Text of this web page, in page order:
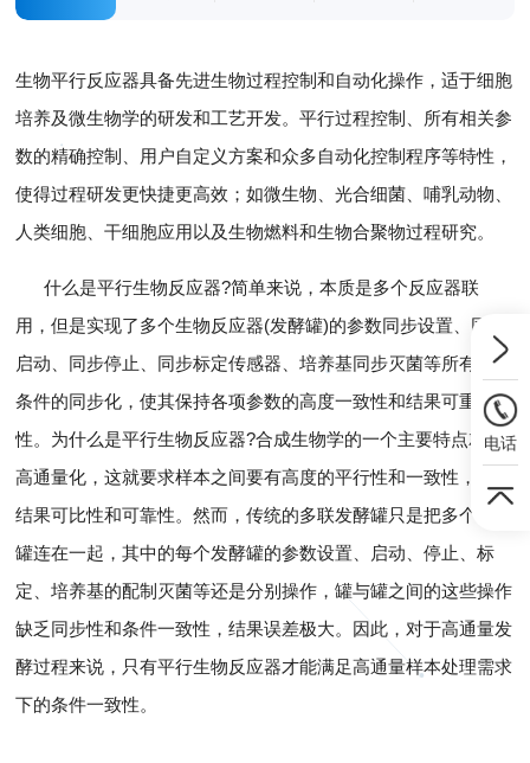
生物平行反应器具备先进生物过程控制和自动化操作，适于细胞
培养及微生物学的研发和工艺开发。平行过程控制、所有相关参
数的精确控制、用户自定义方案和众多自动化控制程序等特性，
使得过程研发更快捷更高效；如微生物、光合细菌、哺乳动物、
人类细胞、干细胞应用以及生物燃料和生物合聚物过程研究。
什么是平行生物反应器?简单来说，本质是多个反应器联
用，但是实现了多个生物反应器(发酵罐)的参数同步设置、同步
启动、同步停止、同步标定传感器、培养基同步灭菌等所有操作
条件的同步化，使其保持各项参数的高度一致性和结果可重复
性。为什么是平行生物反应器?合成生物学的一个主要特点就是
高通量化，这就要求样本之间要有高度的平行性和一致性，保证
结果可比性和可靠性。然而，传统的多联发酵罐只是把多个发酵
罐连在一起，其中的每个发酵罐的参数设置、启动、停止、标
定、培养基的配制灭菌等还是分别操作，罐与罐之间的这些操作
缺乏同步性和条件一致性，结果误差极大。因此，对于高通量发
酵过程来说，只有平行生物反应器才能满足高通量样本处理需求
下的条件一致性。
电话